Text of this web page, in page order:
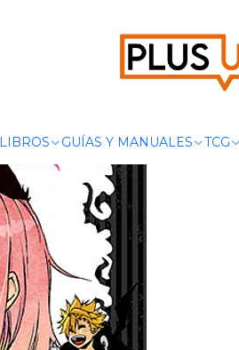
LIBROS GUÍAS Y MANUALES TCG